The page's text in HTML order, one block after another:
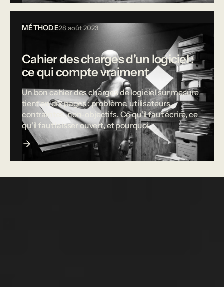
MÉTHODE28 août 2023
Cahier des charges d'un logiciel :
ce qui compte vraiment
Un bon cahier des charges de logiciel sur mesure
tient en dix pages : problème, utilisateurs,
contraintes, non-objectifs. Ce qu'il faut écrire, ce
qu'il faut laisser ouvert, et pourquoi.